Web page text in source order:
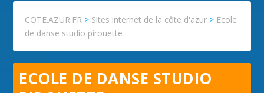
COTE.AZUR.FR > Sites internet de la côte d'azur > Ecole
de danse studio pirouette
ECOLE DE DANSE STUDIO